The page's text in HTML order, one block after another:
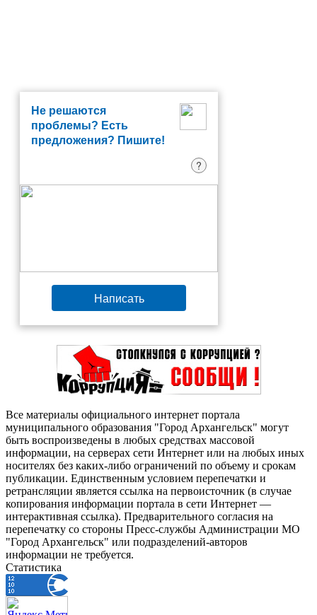
Не решаются
проблемы? Есть
предложения? Пишите!
?
Написать
Все материалы официального интернет портала
муниципального образования "Город Архангельск" могут
быть воспроизведены в любых средствах массовой
информации, на серверах сети Интернет или на любых иных
носителях без каких-либо ограничений по объему и срокам
публикации. Единственным условием перепечатки и
ретрансляции является ссылка на первоисточник (в случае
копирования информации портала в сети Интернет —
интерактивная ссылка). Предварительного согласия на
перепечатку со стороны Пресс-службы Администрации МО
"Город Архангельск" или подразделений-авторов
информации не требуется.
Статистика